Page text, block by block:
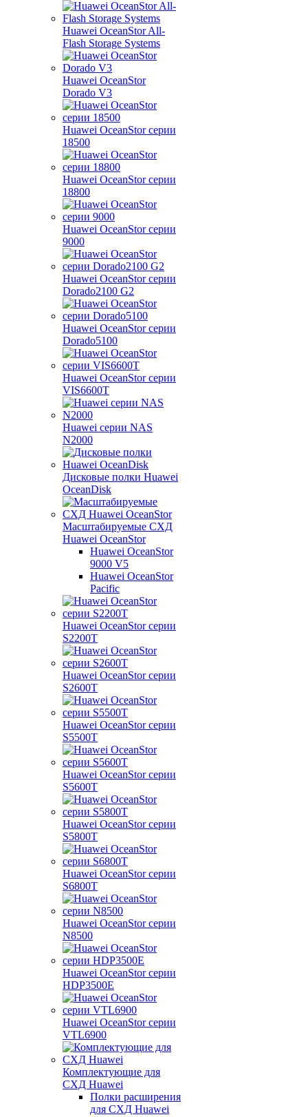
Huawei OceanStor All-
Flash Storage Systems
Huawei OceanStor
Dorado V3
Huawei OceanStor серии
18500
Huawei OceanStor серии
18800
Huawei OceanStor серии
9000
Huawei OceanStor серии
Dorado2100 G2
Huawei OceanStor серии
Dorado5100
Huawei OceanStor серии
VIS6600T
Huawei серии NAS
N2000
Дисковые полки Huawei
OceanDisk
Масштабируемые СХД
Huawei OceanStor
Huawei OceanStor
9000 V5
Huawei OceanStor
Pacific
Huawei OceanStor серии
S2200T
Huawei OceanStor серии
S2600T
Huawei OceanStor серии
S5500T
Huawei OceanStor серии
S5600T
Huawei OceanStor серии
S5800T
Huawei OceanStor серии
S6800T
Huawei OceanStor серии
N8500
Huawei OceanStor серии
HDP3500E
Huawei OceanStor серии
VTL6900
Комплектующие для
СХД Huawei
Полки расширения
для СХД Huawei